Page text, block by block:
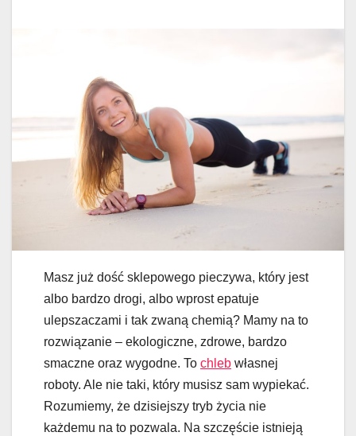
Masz już dość sklepowego pieczywa, który jest
albo bardzo drogi, albo wprost epatuje
ulepszaczami i tak zwaną chemią? Mamy na to
rozwiązanie – ekologiczne, zdrowe, bardzo
smaczne oraz wygodne. To chleb własnej
roboty. Ale nie taki, który musisz sam wypiekać.
Rozumiemy, że dzisiejszy tryb życia nie
każdemu na to pozwala. Na szczęście istnieją